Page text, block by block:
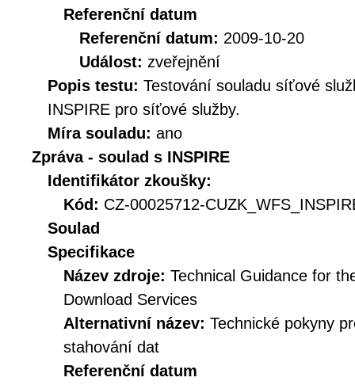
Referenční datum
Referenční datum: 2009-10-20
Událost: zveřejnění
Popis testu: Testování souladu síťové
INSPIRE pro síťové služby.
Míra souladu: ano
Zpráva - soulad s INSPIRE
Identifikátor zkoušky:
Kód: CZ-00025712-
Soulad
Specifikace
Název zdroje: Technical Guidance for
Download Services
Alternativní název: Technické pokyny
stahování dat
Referenční datum